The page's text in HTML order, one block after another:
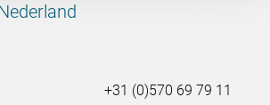
+31 (0)570 69 79 11